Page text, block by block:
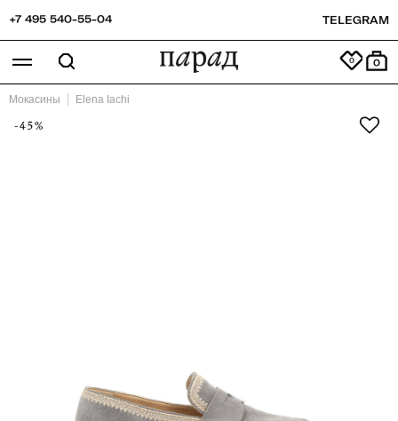
+7 495 540-55-04 TELEGRAM
0
Мокасины Elena Iachi
-45%